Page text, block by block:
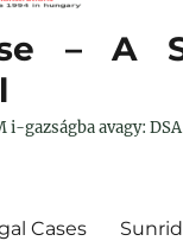
– A
gazságba avagy:
Cases